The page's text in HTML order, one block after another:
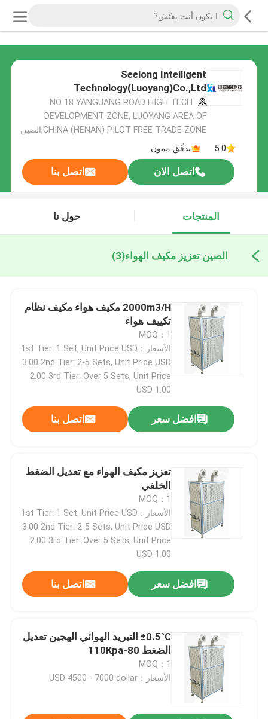
Seelong Intelligent
Technology(Luoyang)Co.,Ltd
NO 18 YANGUANG ROAD HIGH TECH
DEVELOPMENT ZONE, LUOYANG AREA OF
CHINA (HENAN) PILOT FREE TRADE ZONE,الصين
5.0
يدقّق ممون
اتصل الان اتصل بنا
المنتجات حول نا
الصين تعزيز مكيف الهواء(3)
2000m3/H مكيف هواء مكيف نظام
تكييف هواء
MOQ：1
الأسعار：1st Tier: 1 Set, Unit Price USD
3.00 2nd Tier: 2-5 Sets, Unit Price USD
2.00 3rd Tier: Over 5 Sets, Unit Price
USD 1.00
افضل سعر اتصل بنا
تعزيز مكيف الهواء مع تعديل الضغط
الخلفي
MOQ：1
الأسعار：1st Tier: 1 Set, Unit Price USD
3.00 2nd Tier: 2-5 Sets, Unit Price USD
2.00 3rd Tier: Over 5 Sets, Unit Price
USD 1.00
افضل سعر اتصل بنا
±0.5°C التبريد الهوائي الهجين تعديل
الضغط 80-110Kpa
MOQ：1
الأسعار：USD 4500 - 7000 dollar